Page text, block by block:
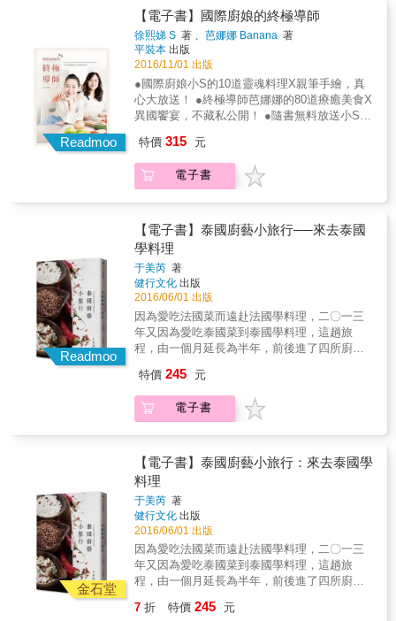
利十足！ ──聶汎勳 台北萬豪酒店營運經
理】
蘊含了無限巧思。我想「恆溫烹調」的真諦即
在此──它不是炫技也不是趕流行，而是用時間
和耐心淬煉食材，期望以最完美的火候帶來感
官上的震撼。如今古老的烹調技藝有了日益普
及的精準工具輔佐，再搭配柱子深入淺出，宜
中宜西的詳解範例，怎不叫人躍躍欲試！ ──莊
祖宜 廚房裡的人類學家】 【柱子主廚以「泛科
學」的標準，將烹調的本質，搭配食材分析，
再以食譜範例，為我們端出了一道道任何人都
想挽袖複製並呈現的美味健康菜色！所以型男
主廚不必來我家！倒是把陽光主廚柱子的書帶
回家，就對了！ ──劉昭儀 我愛你學田創辦
的真義與原理進而家庭廚房應用，可見絕對鋒
利十足！ ──聶汎勳 台北萬豪酒店營運經
理】
理小撇步，美味更升級。 4. 快速懶人一袋料
理，一次舒完冷凍，隨時食用。 5. 100%善用
舒肥機，料理運用大突破，中西各種料理都可
以用，做菜更簡單。
在爐子旁，直到舒肥的時間到再去把料理拿出
來就完成了。 & Q：為什麼舒肥的肉看起來都
那麼生？它有熟嗎？ A：這是舒肥法的最大特
點：「均勻一致的熟度」，以及蛋白質被破壞
較少，又是在真空狀態下烹調，所以肉品看起
來會是鮮美的粉紅色，這是新鮮美味的證明，
只要有達到建議的溫度與時間，就可以安心的
享用。 & 舒肥讓料理升級的6大特點 1. 相對低
溫，減少食材蛋白質破壞。 2. 低溫烹調，不易
精準控溫，料理絕不失敗。 5. 食物均質熟成，
口感升級。 6. 烹煮過程完全不用顧火，超方
便。 & 最容易上手的舒肥料理食譜，知識+食
2. 精算溫度、時間，照著做不失敗。 3. 達人料
理小撇步，美味更升級。 4. 快速懶人一袋料
理，一次舒完冷凍，隨時食用。 5. 100%善用
舒肥機，料理運用大突破，中西各種料理都可
以用，做菜更簡單。
適合各種季節的料理一應俱全！ 本書收錄的食
譜，除了清爽的涼拌菜、河粉及米線外，也有
適合寒冷天氣的酸辣湯及各式家常菜！
&&&&&&&&& 奶油拌蛋加麵糊牛奶，進烤箱搞
定！ ● 西班牙歐姆蛋&&&&&&&&& 馬鈴薯洋蔥
過油，泡蛋汁，下鍋搞定！ ● 廣州可樂雞翅
&&&&&&&&&&& 醃料泡雞翅加可樂，悶一悶
搞定！ ● 蘇格蘭英式燉牛肉&&&&&&& 蔬菜牛
肉丟進鍋，什麼事也不用做，進烤箱40分鐘搞
定！ ● 希臘香煎茄汁起司蝦&&&&& 油煎蝦，
茄汁起司和炒過的黃椒一起煮，搞定！ ● 香港
乳鴿煲湯&&&&&&&&&&& 乳鴿蜜棗陳皮與蓮
奧斯陸、巴塞隆那、愛丁堡到胡志明市，又吃
又看逛市集！】 挪威市集&bull;奧斯陸
&&&&&&&& Norway什麼都是淡淡的，色素很
最美的蔬果陳列、很跩的麵包店員、甜蜜的老
夫老妻。 蘇格蘭市集&bull;愛丁堡&&&&&& 服
裝品味良好的oysterman、濃郁的起司專賣店。
越南市集&bull;胡志明市&&&&&& 交通很可
怕，市集很綠、街邊小吃很多樣，人很！放！
鬆 ！ 【Soupy帶路，一口氣走進19個廚房，吃
遍各地好朋友！】 一看地磚可以知道房子的歷
史，一看爐火區就知道偏好的食物類型，一看
一個有點私密，卻又讓人保留自我的空間。－
Soupy 跟著Soupy一口氣走進19個廚房，認識
19位風格不同的主人，向他們各學一道私房料
家鄉寄來的食材都藏在一個木箱裡面；蘭州的
Yao說自己看淡人生，但對餃子皮是不是手桿的
就是看不開；香港的營養師June，廚房裡的小
器具都有臉有表情&hellip;&hellip; 廚房就像是
一個家的縮影，也是一個人性格的縮影，因為
走進不同人的廚房，一起做菜，而變成了好朋
友，就算是第一次見面，也不擔心沒話題的尷
尬飯桌時光，彼此聊著對家鄉最想念的菜是什
麼？在新的地方又喜歡上什麼菜？用什麼器
具，會讓煮菜更開心？什麼醬料一加就會好
Readmoo
【電子書】國際廚娘的終極導師
徐熙娣 S 著 、芭娜娜 Banana 著
平裝本 出版
2016/11/01 出版
●國際廚娘小S的10道靈魂料理X親筆手繪，真
心大放送！ ●終極導師芭娜娜的80道療癒美食X
異國饗宴，不藏私公開！ ●隨書無料放送小S X
小S在表姐芭娜娜的引領之下，體驗到作菜是人
生的一大享受。現在，她們就要首度跟讀者分
享一道道撫慰人心的料理，也展現了努力傳達
出靈魂的番茄蛋、甜得醉人的檸檬蜜漬莓果
&hellip;&hellip;15道特色餐點＋23道美味海鮮＋
32道肉類絕品＋13道可口配菜＋7道超讚甜點一
次上桌，讓你垂涎三尺、食指大動，每天都想
在家好好吃飯！ 想要一窺大明星家的餐桌風景
嗎？快來跟小S和芭娜娜一起開心下廚吧！
特價 315 元
電子書
Readmoo
【電子書】泰國廚藝小旅行──來去泰國
學料理
于美芮 著
健行文化 出版
2016/06/01 出版
因為愛吃法國菜而遠赴法國學料理，二〇一三
年又因為愛吃泰國菜到泰國學料理，這趟旅
程，由一個月延長為半年，前後進了四所廚藝
情。 & 作者放棄唱片公司的高職，遠赴法國學
廚藝，回台後從廚房助理做起，天天洗掃擦
抹，備受排擠，卻堅持不放棄，短短幾年的時
疑：如果要的太多，什麼都想要，會不會什麼
都做不好﹖但是仍然堅定地告訴自己：廚藝無
國界，如果能橫跨各國食材，充分了解並且善
加利用，或許還能更上一層樓。就像之前她在
高峰期急流勇退，前往巴黎藍帶廚藝學院學法
國菜，就是因為她不是害怕轉變的人，畢竟兩
手都拿著東西，是不可能再拿別的新東西，必
須要放掉，才可能有新的收穫。 就因為一心專
注地追求心目中的美味，於是，決定脫下時尚
嬌貴的馬靴換上輕便涼鞋，從巴黎轉換到曼
特價 245 元
電子書
金石堂
【電子書】泰國廚藝小旅行：來去泰國學
料理
于美芮 著
健行文化 出版
2016/06/01 出版
因為愛吃法國菜而遠赴法國學料理，二〇一三
年又因為愛吃泰國菜到泰國學料理，這趟旅
程，由一個月延長為半年，前後進了四所廚藝
情。 & 作者放棄唱片公司的高職，遠赴法國學
7 折 特價 245 元